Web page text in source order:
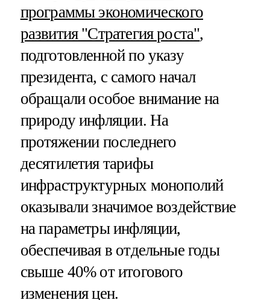
программы экономического
развития "Стратегия роста",
подготовленной по указу
президента, с самого начал
обращали особое внимание на
природу инфляции. На
протяжении последнего
десятилетия тарифы
инфраструктурных монополий
оказывали значимое воздействие
на параметры инфляции,
обеспечивая в отдельные годы
свыше 40% от итогового
изменения цен.